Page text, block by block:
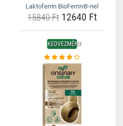
Laktoferrin BioFerrin®-nel
15840 Ft12640 Ft
KEDVEZMÉNY